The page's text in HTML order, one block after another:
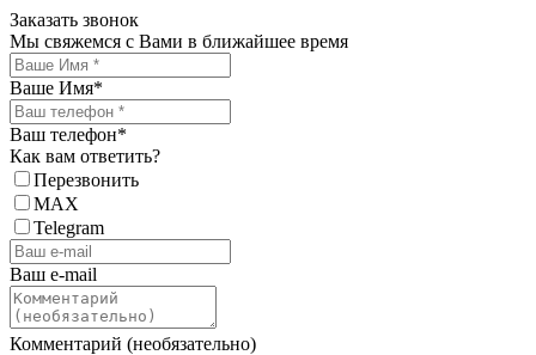
Заказать звонок
Мы свяжемся с Вами в ближайшее время
Ваше Имя*
Ваш телефон*
Как вам ответить?
Перезвонить
MAX
Telegram
Ваш e-mail
Комментарий (необязательно)